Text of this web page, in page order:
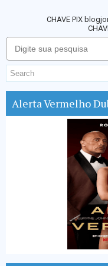
CHAVE PIX
Alerta Vermelho